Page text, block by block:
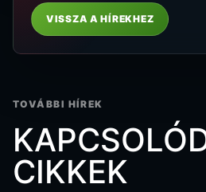
VISSZA A HÍREKHEZ
TOVÁBBI HÍREK
CIKKEK